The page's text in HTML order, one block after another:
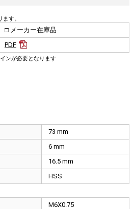
す。
□ メーカー在庫品
PDF
ンが必要となります
73 mm
6 mm
16.5 mm
HSS
M6X0.75